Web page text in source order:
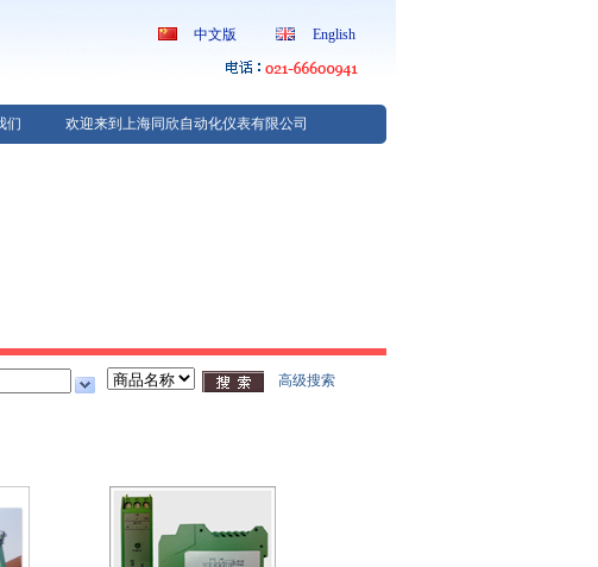
中文版 English
们 欢迎来到上海同欣自动化仪表有限公司
高级搜索